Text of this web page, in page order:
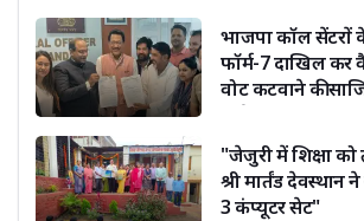
भाजपा कॉल सेंटरों
फॉर्म-7 दाखिल
वोट कटवाने की
"जेजुरी में शिक्षा
श्री मार्तंड
3 कंप्यूटर सेट"